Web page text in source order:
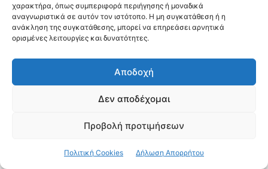
χαρακτήρα, όπως συμπεριφορά περιήγησης ή μοναδικά
αναγνωριστικά σε αυτόν τον ιστότοπο. Η μη συγκατάθεση ή η
ανάκληση της συγκατάθεσης, μπορεί να επηρεάσει αρνητικά
ορισμένες λειτουργίες και δυνατότητες.
Αποδοχή
Δεν αποδέχομαι
Προβολή προτιμήσεων
Πολιτική Cookies Δήλωση Απορρήτου